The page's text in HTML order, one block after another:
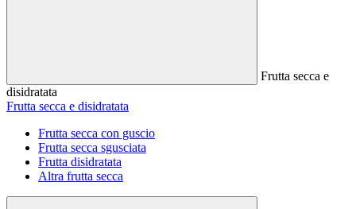
Frutta secca e
disidratata
Frutta secca e disidratata
Frutta secca con guscio
Frutta secca sgusciata
Frutta disidratata
Altra frutta secca